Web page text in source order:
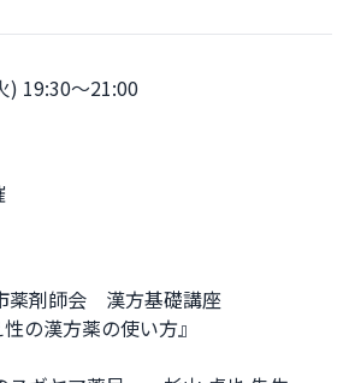
) 19:30～21:00
剤師会　漢方基礎講座
方薬の使い方』